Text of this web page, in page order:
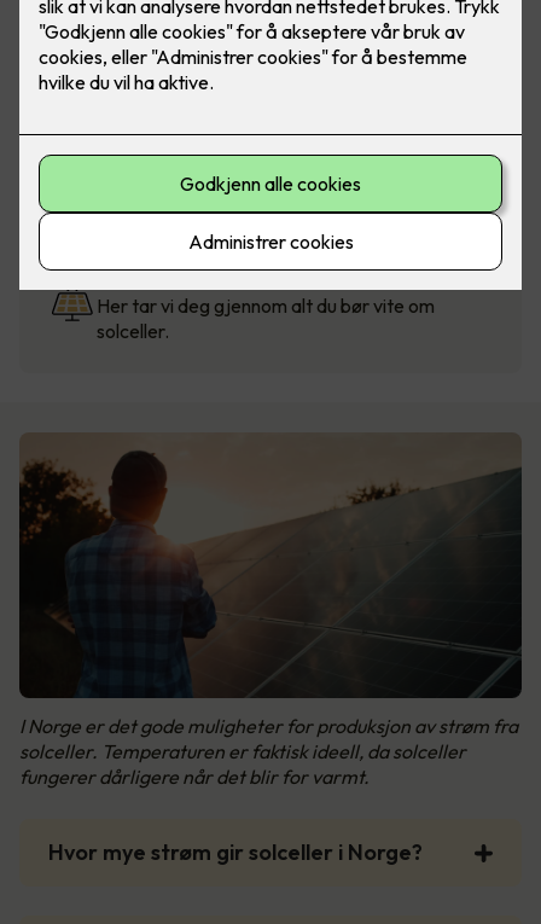
Solcellestøtte fra Enova
Visste du at du kan få støtte når du velger
klimasmarte løsninger?
Hva er fordelene med solceller?
Her tar vi deg gjennom alt du bør vite om
solceller.
I Norge er det gode muligheter for produksjon av strøm fra
solceller. Temperaturen er faktisk ideell, da solceller
fungerer dårligere når det blir for varmt.
Hvor mye strøm gir solceller i Norge?